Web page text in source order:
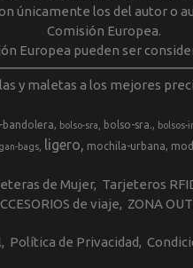
únicamente los del autor o
Comisión Europea.
Europea pueden ser
y maletas a los mejores
bandolera bolso-sra bolso-sra. bolsos-
bags ligero mochila-urbana
de Mujer Tarjeteros
de viaje ZONA
Política de Privacidad